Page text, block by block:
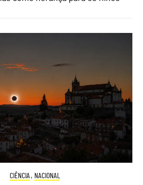
CIÊNCIA , NACIONAL